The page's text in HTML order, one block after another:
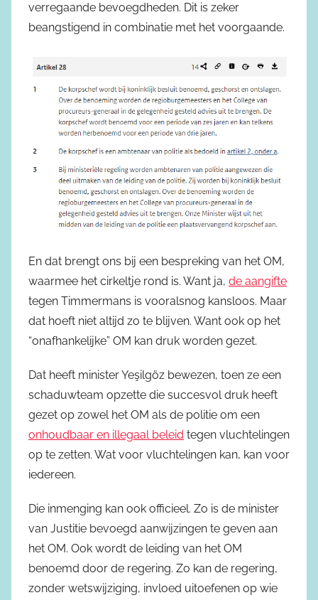
verregaande bevoegdheden. Dit is zeker
beangstigend in combinatie met het voorgaande.
En dat brengt ons bij een bespreking van het OM,
waarmee het cirkeltje rond is. Want ja, de aangifte
tegen Timmermans is vooralsnog kansloos. Maar
dat hoeft niet altijd zo te blijven. Want ook op het
“onafhankelijke” OM kan druk worden gezet.
Dat heeft minister Yeşilgöz bewezen, toen ze een
schaduwteam opzette die succesvol druk heeft
gezet op zowel het OM als de politie om een
onhoudbaar en illegaal beleid tegen vluchtelingen
op te zetten. Wat voor vluchtelingen kan, kan voor
iedereen.
Die inmenging kan ook officieel. Zo is de minister
van Justitie bevoegd aanwijzingen te geven aan
het OM. Ook wordt de leiding van het OM
benoemd door de regering. Zo kan de regering,
zonder wetswijziging, invloed uitoefenen op wie